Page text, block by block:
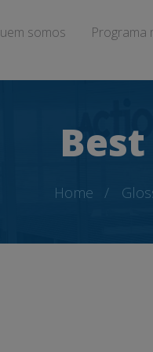
somos Programa
Home